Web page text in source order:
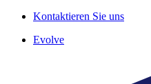
Kontaktieren Sie uns
Evolve